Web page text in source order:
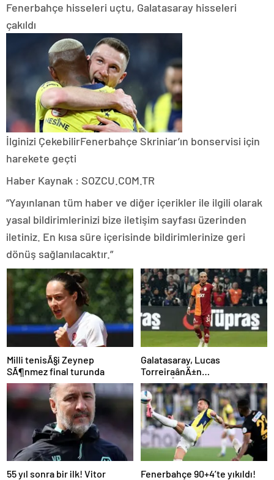
Fenerbahçe hisseleri uçtu, Galatasaray hisseleri
çakıldı
İlginizi ÇekebilirFenerbahçe Skriniar’ın bonservisi için
harekete geçti
Haber Kaynak : SOZCU.COM.TR
“Yayınlanan tüm haber ve diğer içerikler ile ilgili olarak
yasal bildirimlerinizi bize iletişim sayfası üzerinden
iletiniz. En kısa süre içerisinde bildirimlerinize geri
dönüş sağlanılacaktır.”
Milli tenisÃ§i Zeynep
SÃ¶nmez final turunda
Galatasaray, Lucas
TorreiraânÄ±n
sÃ¶zleÅmesini uzattÄ±
55 yıl sonra bir ilk! Vitor
Fenerbahçe 90+4’te yıkıldı!